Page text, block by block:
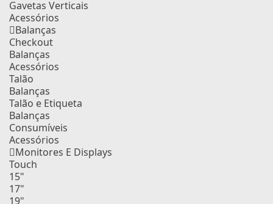
Gavetas Verticais
Acessórios
Balanças
Checkout
Balanças
Acessórios
Talão
Balanças
Talão e Etiqueta
Balanças
Consumíveis
Acessórios
Monitores E Displays
Touch
15"
17"
19"